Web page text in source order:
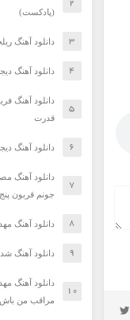
(پادکست)
دانلود آهنگ ریلجی
دانلود آهنگ
دانلود آهنگ
قدرت
دانلود آهنگ
دانلود آهنگ
جونم قربون پنج
دانلود آهنگ
دانلود آهنگ
دانلود آهنگ
مراقب من باش